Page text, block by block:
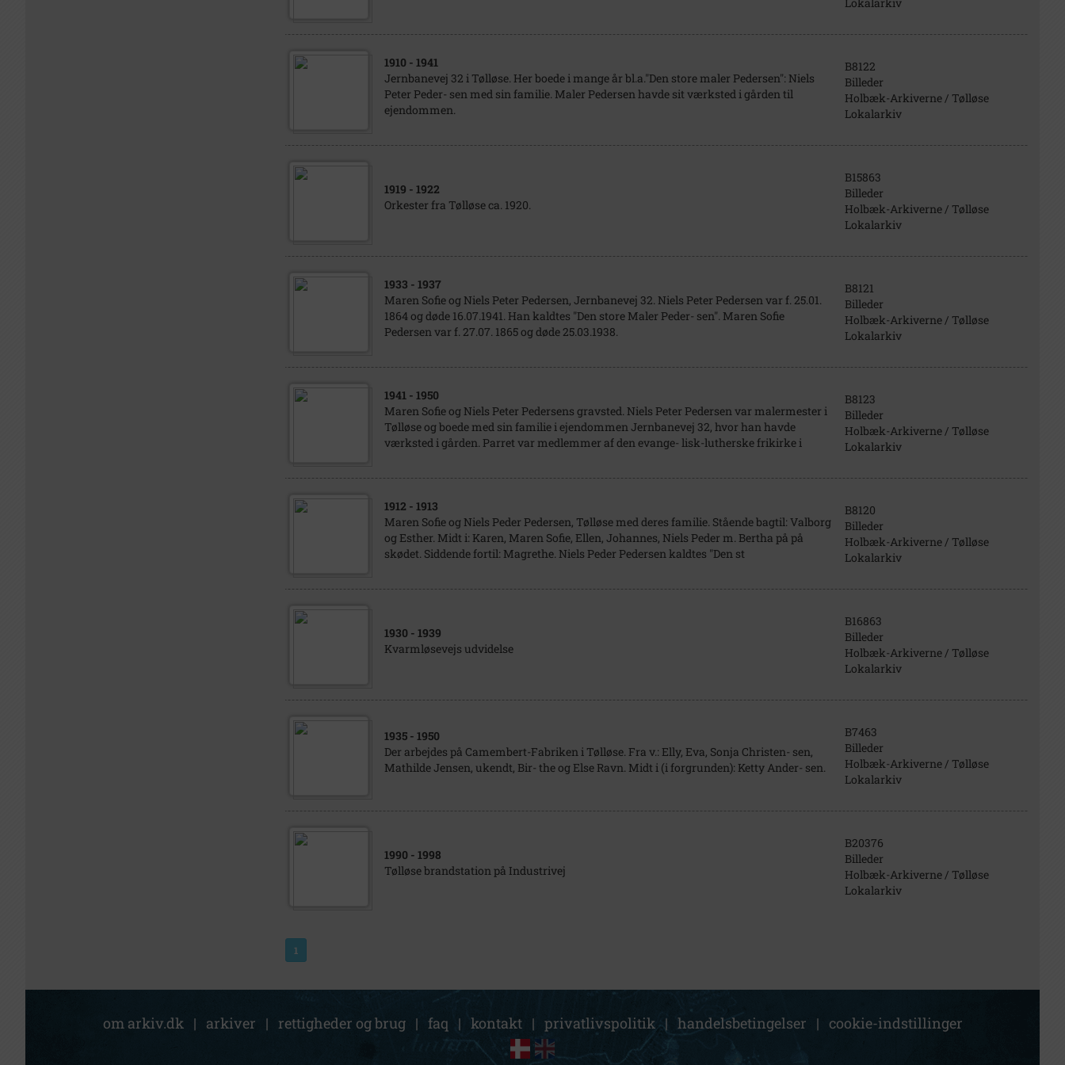
1910 - 1941
Jernbanevej 32 i Tølløse. Her boede i mange år bl.a."Den store maler Pedersen": Niels
Peter Peder- sen med sin familie. Maler Pedersen havde sit værksted i gården til
ejendommen.
B8122
Billeder
Holbæk-Arkiverne / Tølløse
Lokalarkiv
1919 - 1922
Orkester fra Tølløse ca. 1920.
B15863
Billeder
Holbæk-Arkiverne / Tølløse
Lokalarkiv
1933 - 1937
Maren Sofie og Niels Peter Pedersen, Jernbanevej 32. Niels Peter Pedersen var f. 25.01.
1864 og døde 16.07.1941. Han kaldtes "Den store Maler Peder- sen". Maren Sofie
Pedersen var f. 27.07. 1865 og døde 25.03.1938.
B8121
Billeder
Holbæk-Arkiverne / Tølløse
Lokalarkiv
1941 - 1950
Maren Sofie og Niels Peter Pedersens gravsted. Niels Peter Pedersen var malermester i
Tølløse og boede med sin familie i ejendommen Jernbanevej 32, hvor han havde
værksted i gården. Parret var medlemmer af den evange- lisk-lutherske frikirke i
B8123
Billeder
Holbæk-Arkiverne / Tølløse
Lokalarkiv
1912 - 1913
Maren Sofie og Niels Peder Pedersen, Tølløse med deres familie. Stående bagtil: Valborg
og Esther. Midt i: Karen, Maren Sofie, Ellen, Johannes, Niels Peder m. Bertha på på
skødet. Siddende fortil: Magrethe. Niels Peder Pedersen kaldtes "Den st
B8120
Billeder
Holbæk-Arkiverne / Tølløse
Lokalarkiv
1930 - 1939
Kvarmløsevejs udvidelse
B16863
Billeder
Holbæk-Arkiverne / Tølløse
Lokalarkiv
1935 - 1950
Der arbejdes på Camembert-Fabriken i Tølløse. Fra v.: Elly, Eva, Sonja Christen- sen,
Mathilde Jensen, ukendt, Bir- the og Else Ravn. Midt i (i forgrunden): Ketty Ander- sen.
B7463
Billeder
Holbæk-Arkiverne / Tølløse
Lokalarkiv
1990 - 1998
Tølløse brandstation på Industrivej
B20376
Billeder
Holbæk-Arkiverne / Tølløse
Lokalarkiv
1
om arkiv.dk | arkiver | rettigheder og brug | faq | kontakt | privatlivspolitik | handelsbetingelser | cookie-indstillinger